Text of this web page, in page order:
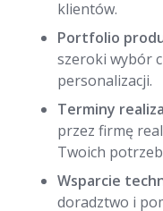
klientów.
Portfolio
szeroki wybór
personalizacji.
Terminy
przez firmę
Twoich
Wsparcie
doradztwo i